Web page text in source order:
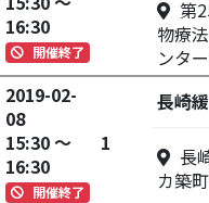
16:30
開催終了
第
物療
ンタ
2019-02-
08
15:30 ～
16:30
開催終了
1
長崎
長
カ築